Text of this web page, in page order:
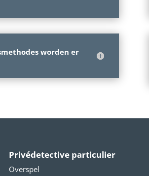
worden er
Privédetective particulier
Overspel